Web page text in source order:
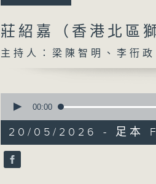
專訪城
莊紹嘉（香港北區
主持人：梁陳智明、李衎政
seconds
54
minutes,
59
seconds
90%
00:00
20/05/2026 - 足本